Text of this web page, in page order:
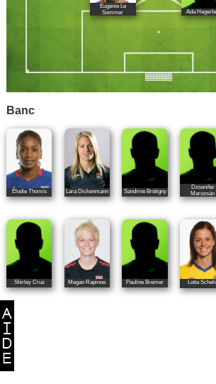
Eugénie Le
Sommer
Ada
Banc
Élodie Thomis Lara Dickenmann Sandrine Brétigny
Dzsenifer
Marozsán
Shirley Cruz Megan Rapinoe Pauline Bremer Lotta